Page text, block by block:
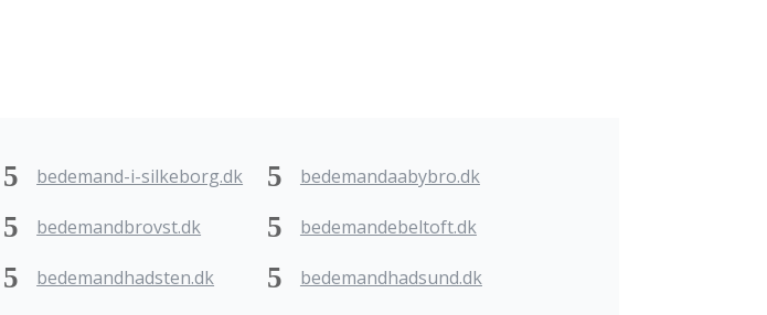
bedemand-i-silkeborg.dk bedemandaabybro.dk
bedemandbrovst.dk bedemandebeltoft.dk
bedemandhadsten.dk bedemandhadsund.dk